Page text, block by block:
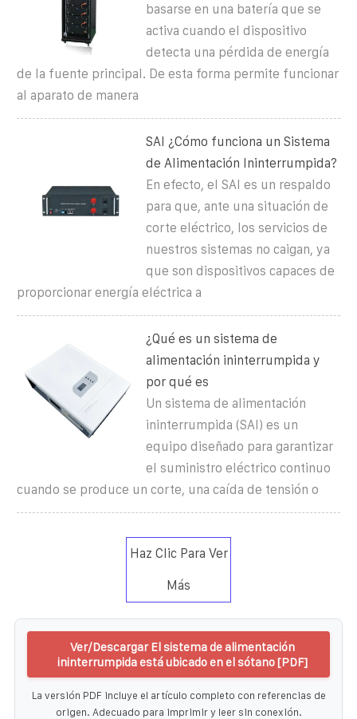
basarse en una batería que se
activa cuando el dispositivo
detecta una pérdida de energía
de la fuente principal. De esta forma permite funcionar
al aparato de manera
SAI ¿Cómo funciona un Sistema
de Alimentación Ininterrumpida?
En efecto, el SAI es un respaldo
para que, ante una situación de
corte eléctrico, los servicios de
nuestros sistemas no caigan, ya
que son dispositivos capaces de
proporcionar energía eléctrica a
¿Qué es un sistema de
alimentación ininterrumpida y
por qué es
Un sistema de alimentación
ininterrumpida (SAI) es un
equipo diseñado para garantizar
el suministro eléctrico continuo
cuando se produce un corte, una caída de tensión o
Haz Clic Para Ver
Más
Ver/Descargar El sistema de alimentación
ininterrumpida está ubicado en el sótano [PDF]
La versión PDF incluye el artículo completo con referencias de
origen. Adecuado para imprimir y leer sin conexión.